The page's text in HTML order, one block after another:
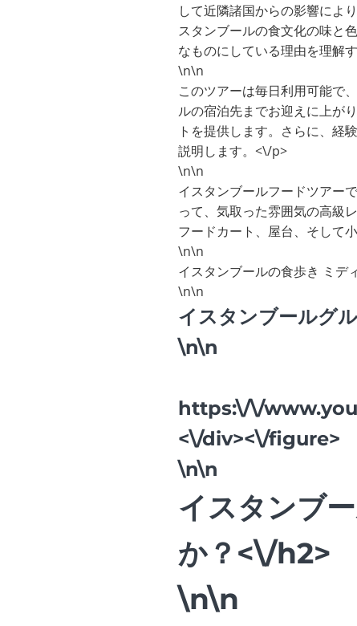
して近隣諸国からの影響によ
スタンブールの食文化の味と
なものにしている理由を理解
\n\n
このツアーは毎日利用可能で
ルの宿泊先までお迎えに上が
トを提供します。さらに、経
説明します。<\/p>
\n\n
イスタンブールフードツアー
って、気取った雰囲気の高級
フードカート、屋台、そして
\n\n
イスタンブールの食歩き ミデ
\n\n
イスタンブールグ
\n\n
https:\/\/
<\/div><\/figure>
\n\n
イスタンブ
か？<\/h2>
\n\n